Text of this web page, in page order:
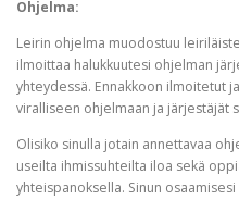
Ohjelma:
Leirin ohjelma muodostuu
ilmoittaa halukkuutesi ohjelman
yhteydessä. Ennakkoon ilmoitetut
viralliseen ohjelmaan ja järjestäjät
Olisiko sinulla jotain annettavaa
useilta ihmissuhteilta iloa sekä
yhteispanoksella. Sinun